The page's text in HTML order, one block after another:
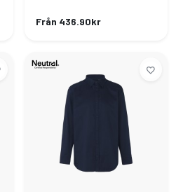
Från 436.90kr